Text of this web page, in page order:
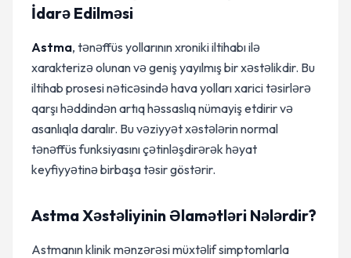
İdarə Edilməsi
Astma, tənəffüs yollarının xroniki iltihabı ilə
xarakterizə olunan və geniş yayılmış bir xəstəlikdir. Bu
iltihab prosesi nəticəsində hava yolları xarici təsirlərə
qarşı həddindən artıq həssaslıq nümayiş etdirir və
asanlıqla daralır. Bu vəziyyət xəstələrin normal
tənəffüs funksiyasını çətinləşdirərək həyat
keyfiyyətinə birbaşa təsir göstərir.
Astma Xəstəliyinin Əlamətləri Nələrdir?
Astmanın klinik mənzərəsi müxtəlif simptomlarla